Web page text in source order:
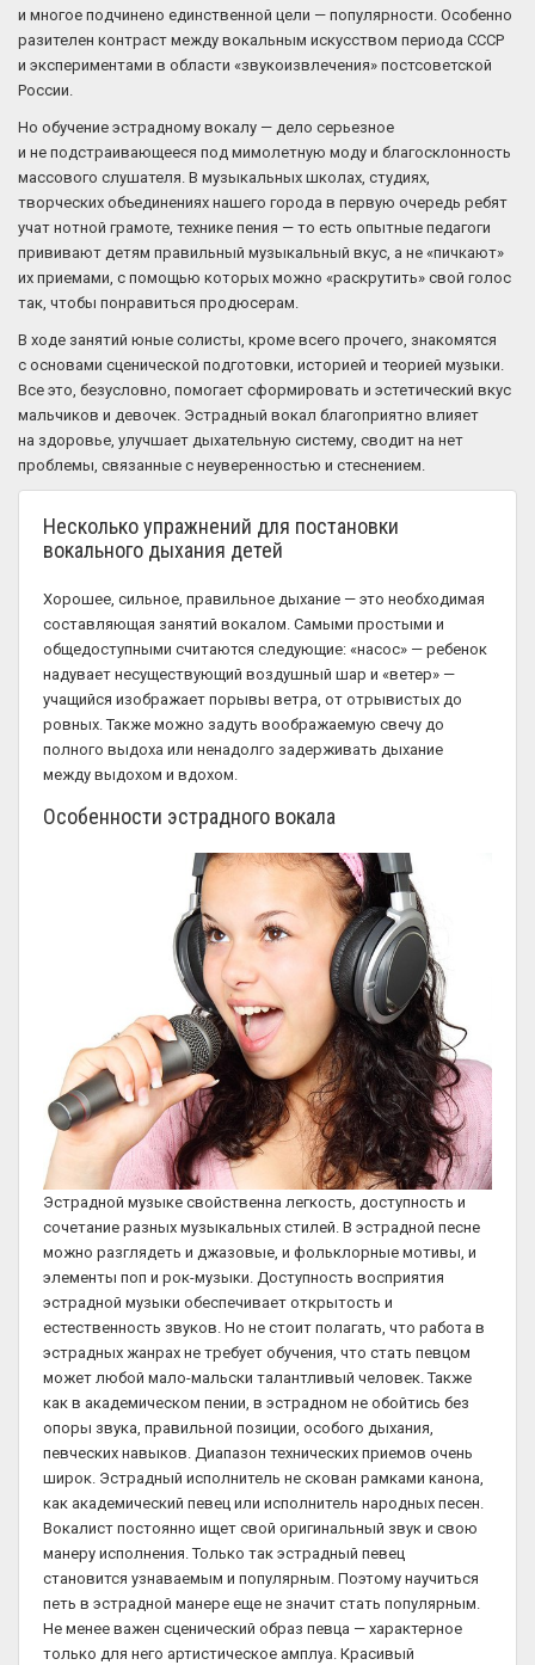
и многое подчинено единственной цели — популярности. Особенно
разителен контраст между вокальным искусством периода СССР
и экспериментами в области «звукоизвлечения» постсоветской
России.
Но обучение эстрадному вокалу — дело серьезное
и не подстраивающееся под мимолетную моду и благосклонность
массового слушателя. В музыкальных школах, студиях,
творческих объединениях нашего города в первую очередь ребят
учат нотной грамоте, технике пения — то есть опытные педагоги
прививают детям правильный музыкальный вкус, а не «пичкают»
их приемами, с помощью которых можно «раскрутить» свой голос
так, чтобы понравиться продюсерам.
В ходе занятий юные солисты, кроме всего прочего, знакомятся
с основами сценической подготовки, историей и теорией музыки.
Все это, безусловно, помогает сформировать и эстетический вкус
мальчиков и девочек. Эстрадный вокал благоприятно влияет
на здоровье, улучшает дыхательную систему, сводит на нет
проблемы, связанные с неуверенностью и стеснением.
Несколько упражнений для постановки
вокального дыхания детей
Хорошее, сильное, правильное дыхание — это необходимая
составляющая занятий вокалом. Самыми простыми и
общедоступными считаются следующие: «насос» — ребенок
надувает несуществующий воздушный шар и «ветер» —
учащийся изображает порывы ветра, от отрывистых до
ровных. Также можно задуть воображаемую свечу до
полного выдоха или ненадолго задерживать дыхание
между выдохом и вдохом.
Особенности эстрадного вокала
Эстрадной музыке свойственна легкость, доступность и
сочетание разных музыкальных стилей. В эстрадной песне
можно разглядеть и джазовые, и фольклорные мотивы, и
элементы поп и рок-музыки. Доступность восприятия
эстрадной музыки обеспечивает открытость и
естественность звуков. Но не стоит полагать, что работа в
эстрадных жанрах не требует обучения, что стать певцом
может любой мало-мальски талантливый человек. Также
как в академическом пении, в эстрадном не обойтись без
опоры звука, правильной позиции, особого дыхания,
певческих навыков. Диапазон технических приемов очень
широк. Эстрадный исполнитель не скован рамками канона,
как академический певец или исполнитель народных песен.
Вокалист постоянно ищет свой оригинальный звук и свою
манеру исполнения. Только так эстрадный певец
становится узнаваемым и популярным. Поэтому научиться
петь в эстрадной манере еще не значит стать популярным.
Не менее важен сценический образ певца — характерное
только для него артистическое амплуа. Красивый